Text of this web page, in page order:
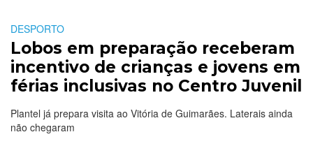
DESPORTO
Lobos em preparação receberam
incentivo de crianças e jovens em
férias inclusivas no Centro Juvenil
Plantel já prepara visita ao Vitória de Guimarães. Laterais ainda
não chegaram